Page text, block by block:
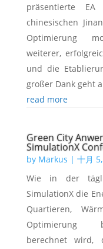
präsentierte
chinesischen
Optimierung
weiterer,
und die
großer Dank geht
read more
Green City
SimulationX
by Markus | 十月
Wie in der
SimulationX die
Quartieren,
Optimierung
berechnet wird,